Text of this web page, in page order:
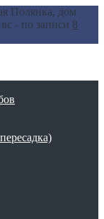
Полянка, дом
- по записи 8